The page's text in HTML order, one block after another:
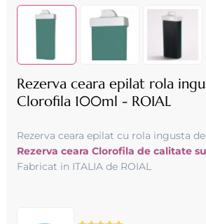
Rezerva ceara epilat rola
Clorofila 100ml - ROIAL
Rezerva ceara epilat cu rola ingusta
Rezerva ceara Clorofila de calitate
Fabricat in ITALIA de ROIAL